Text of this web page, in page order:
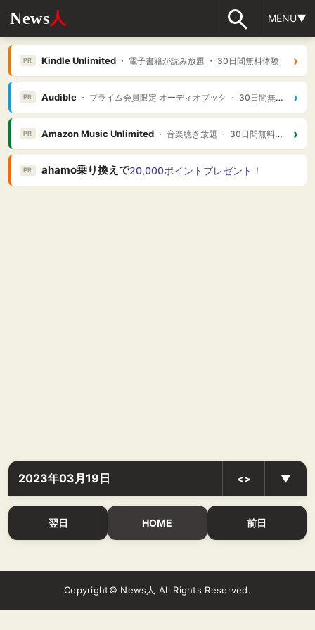
News人 MENU▼
PR Kindle Unlimited・ 電子書籍が読み放題 ・ 30日間無料体験 ›
PR Audible・ プライム会員限定 オーディオブック ・ 30日間無料体験 ›
PR Amazon Music Unlimited・ 音楽聴き放題 ・ 30日間無料体験 ›
PR ahamo乗り換えで20,000ポイントプレゼント！
2023年03月19日 <> ▼
翌日 HOME 前日
Copyright© News人 All Rights Reserved.